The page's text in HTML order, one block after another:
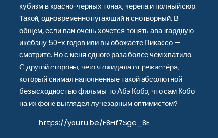
кубизм в красно-черных тонах, черепа и полный сюр.
Такой, одновременно пугающий и снотворный. В
общем, если вам очень хочется понять авангардную
икебану 50-х годов или вы обожаете Пикассо —
смотрите. Но с меня одного раза более чем хватило.
С другой стороны, чего я ожидала от режиссёра,
который снимал наполненные такой абсолютной
безысходностью фильмы по Абэ Кобо, что сам Кобо
на их фоне выглядел лучезарным оптимистом?
https://youtu.be/F8Hf7Sge_8E